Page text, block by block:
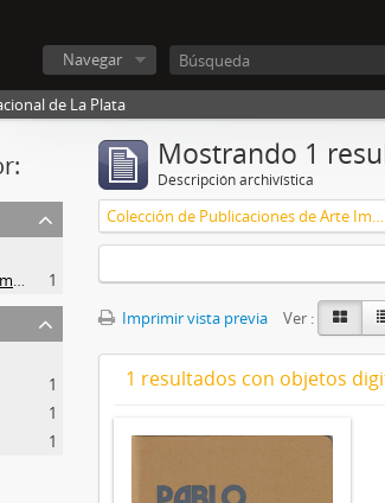
Navegar
de La Plata
Colección de Publicaciones de Arte Impreso
1
1
1
1
Mostrando 1
Descripción archivística
Colección de Publicaciones de Arte Impreso
Imprimir vista previa Ver :
1 resultados con objetos